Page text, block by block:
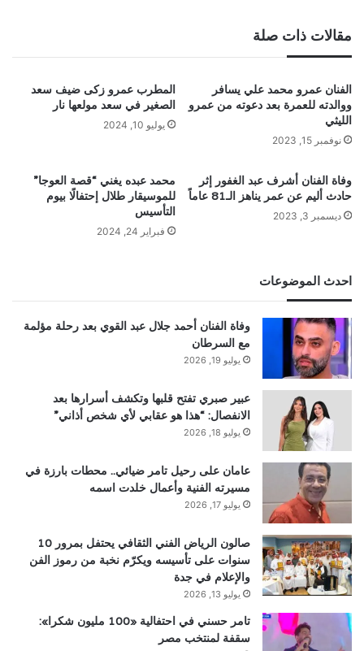
مقالات ذات صلة
الفنان عمرو محمد علي يسافر
ووالدته للعمرة بعد دعوته من عمرو
الليثي
نوفمبر 15, 2023
المطرب عمرو زكى ضيف سعد
الصغير في سعد مولعها نار
يوليو 10, 2024
وفاة الفنان أشرف عبد الغفور إثر
حادث أليم عن عمر يناهز الـ81 عاماً
ديسمبر 3, 2023
محمد عبده يغني “قصة العوجا”
للموسيقار طلال إحتفالًا بيوم
التأسيس
فبراير 24, 2024
احدث الموضوعات
وفاة الفنان أحمد جلال عبد القوي بعد رحلة مؤلمة
مع السرطان
يوليو 19, 2026
عبير صبري تفتح قلبها وتكشف أسرارها بعد
الانفصال: “هذا هو عقابي لأي شخص أذاني”
يوليو 18, 2026
عامان على رحيل تامر ضيائي.. محطات بارزة في
مسيرته الفنية وأعمال خلدت اسمه
يوليو 17, 2026
صالون الرياض الفني الثقافي يحتفل بمرور 10
سنوات على تأسيسه ويكرّم نخبة من رموز الفن
والإعلام في جدة
يوليو 13, 2026
تامر حسني في احتفالية «100 مليون شكرا»:
سقفة لمنتخب مصر